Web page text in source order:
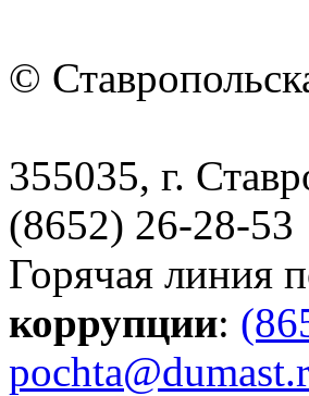
©
355035, г.
(8652) 26-28-53
Горячая линия
коррупции: